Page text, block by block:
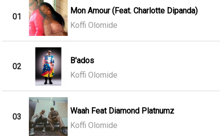
01
Mon Amour (Feat. Charlotte Dipanda)
Koffi Olomide
02
B'ados
Koffi Olomide
03
Waah Feat Diamond Platnumz
Koffi Olomide